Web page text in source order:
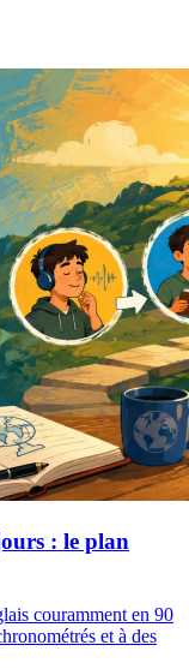
: le plan
couramment en 90
et à des